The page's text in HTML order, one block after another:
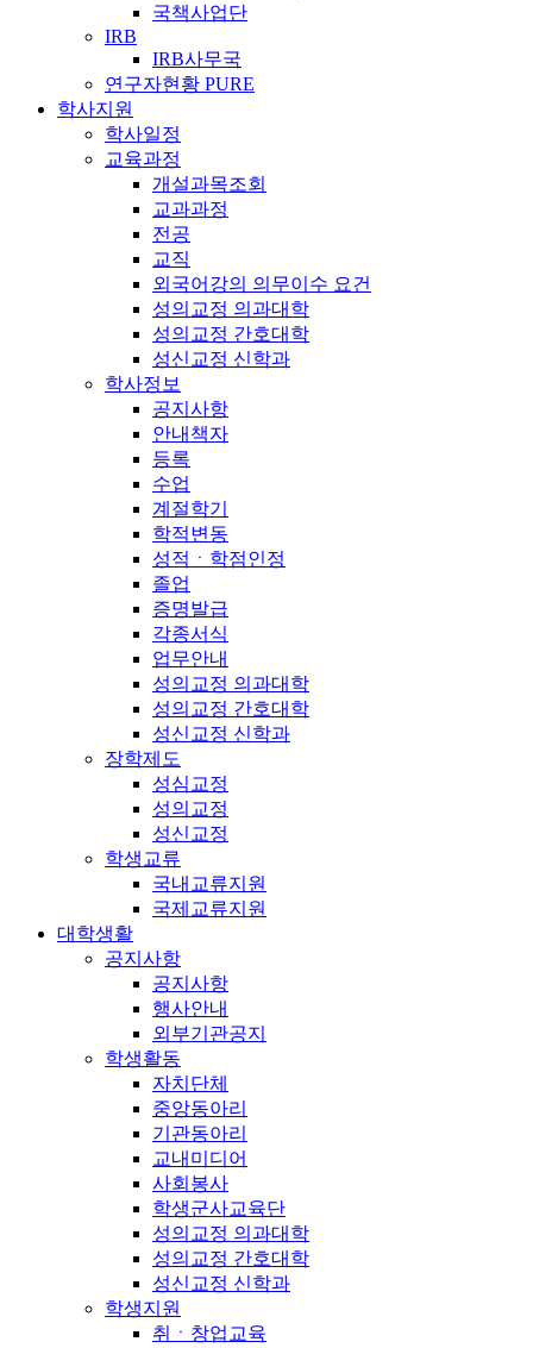
국책사업단
IRB
IRB사무국
연구자현황 PURE
학사지원
학사일정
교육과정
개설과목조회
교과과정
전공
교직
외국어강의 의무이수 요건
성의교정 의과대학
성의교정 간호대학
성신교정 신학과
학사정보
공지사항
안내책자
등록
수업
계절학기
학적변동
성적ㆍ학점인정
졸업
증명발급
각종서식
업무안내
성의교정 의과대학
성의교정 간호대학
성신교정 신학과
장학제도
성심교정
성의교정
성신교정
학생교류
국내교류지원
국제교류지원
대학생활
공지사항
공지사항
행사안내
외부기관공지
학생활동
자치단체
중앙동아리
기관동아리
교내미디어
사회봉사
학생군사교육단
성의교정 의과대학
성의교정 간호대학
성신교정 신학과
학생지원
취ㆍ창업교육